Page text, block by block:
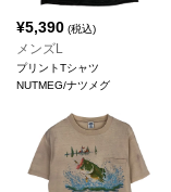
¥5,390 (税込)
メンズL
プリントTシャツ
NUTMEG/ナツメグ